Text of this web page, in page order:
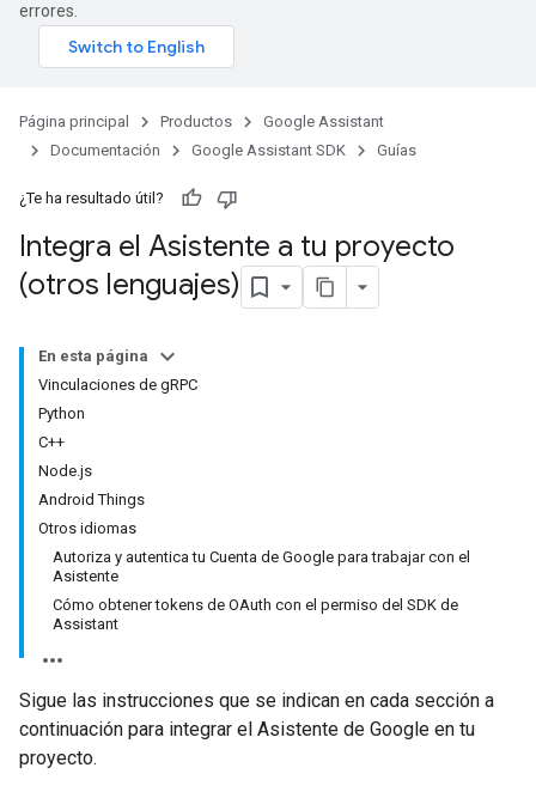
errores.
Página principal Productos
Google Assistant
Documentación
Google Assistant SDK Guías
¿Te ha resultado útil?
Integra el Asistente a tu proyecto
(otros lenguajes)
En esta página
Vinculaciones de gRPC
Python
C++
Node.js
Android Things
Otros idiomas
Autoriza y autentica tu Cuenta de Google para trabajar con el
Asistente
Cómo obtener tokens de OAuth con el permiso del SDK de
Assistant
Sigue las instrucciones que se indican en cada sección a
continuación para integrar el Asistente de Google en tu
proyecto.